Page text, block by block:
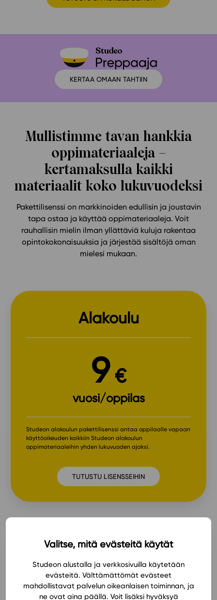
Valitse, mitä evästeitä käytät
Studeon alustalla ja verkkosivuilla käytetään
evästeitä. Välttämättömät evästeet
mahdollistavat palvelun oikeanlaisen toiminnan, ja
ne ovat aina päällä. Voit lisäksi hyväksyä
KERTAA OMAAN TAHTIIN
Mullistimme tavan hankkia
oppimateriaaleja –
kertamaksulla kaikki
materiaalit koko lukuvuodeksi
Pakettilisenssi on markkinoiden edullisin ja joustavin
tapa ostaa ja käyttää oppimateriaaleja. Voit
rauhallisin mielin ilman yllättäviä kuluja rakentaa
opintokokonaisuuksia ja järjestää sisältöjä oman
mielesi mukaan.
Alakoulu
9€
vuosi/oppilas
Studeon alakoulun pakettilisenssi antaa oppilaalle vapaan
käyttöoikeuden kaikkiin Studeon alakoulun
oppimateriaaleihin yhden lukuvuoden ajaksi.
TUTUSTU LISENSSEIHIN
Yläkoulu